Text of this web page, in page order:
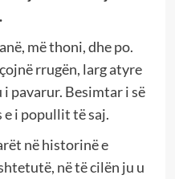
më thoni, dhe po.
rrugën, larg atyre
pavarur. Besimtar i së
i popullit të saj.
në historinë e
në të cilën ju u